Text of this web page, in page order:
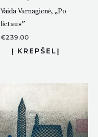
Vaida Varnagienė, „Po
lietaus”
€239.00